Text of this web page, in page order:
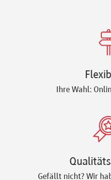
Ihre Wahl:
Gefällt nicht? Wir